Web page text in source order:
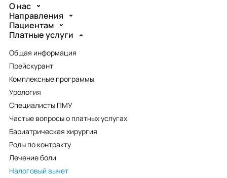
О нас
Направления
Пациентам
Платные услуги
Общая информация
Прейскурант
Комплексные программы
Урология
Специалисты ПМУ
Частые вопросы о платных услугах
Бариатрическая хирургия
Роды по контракту
Лечение боли
Налоговый вычет